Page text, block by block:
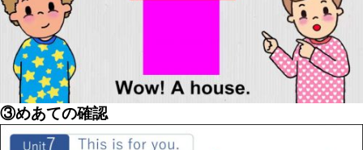
③めあての確認